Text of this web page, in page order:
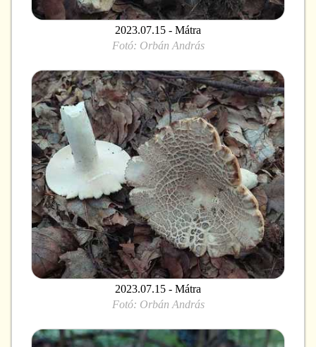
2023.07.15 - Mátra
Fotó: Orbán András
2023.07.15 - Mátra
Fotó: Orbán András